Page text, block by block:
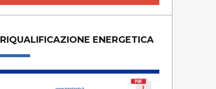
RIQUALIFICAZIONE ENERGETICA